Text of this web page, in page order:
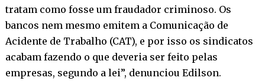
tratam como fosse um fraudador criminoso. Os
bancos nem mesmo emitem a Comunicação de
Acidente de Trabalho (CAT), e por isso os sindicatos
acabam fazendo o que deveria ser feito pelas
empresas, segundo a lei”, denunciou Edilson.